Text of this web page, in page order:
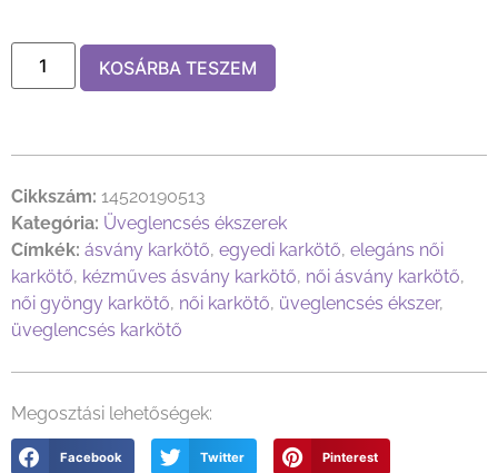
KOSÁRBA TESZEM
Cikkszám: 14520190513
Kategória: Üveglencsés ékszerek
Címkék: ásvány karkötő, egyedi karkötő, elegáns női
karkötő, kézműves ásvány karkötő, női ásvány karkötő,
női gyöngy karkötő, női karkötő, üveglencsés ékszer,
üveglencsés karkötő
Megosztási lehetőségek:
Facebook Twitter Pinterest